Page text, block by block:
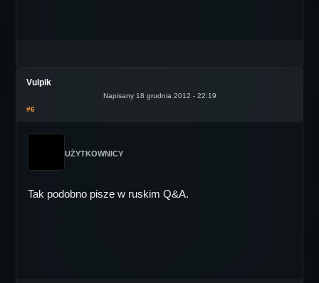
Vulpik
Napisany 18 grudnia 2012 - 22:19
#6
UŻYTKOWNICY
Tak podobno pisze w ruskim Q&A.